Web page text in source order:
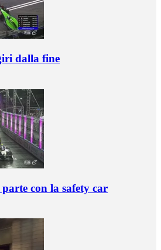
dalla fine
con la safety car